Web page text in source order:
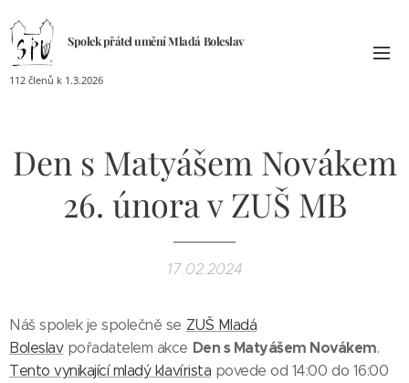
Spolek přátel uměníMladá Boleslav
112 členů k 1.3.2026
Den s Matyášem Novákem
26. února v ZUŠ MB
17.02.2024
Náš spolek je společně se ZUŠ Mladá
Boleslavpořadatelem akce Den s Matyášem Novákem.
Tento vynikající mladý klavírista povede od 14:00 do 16:00